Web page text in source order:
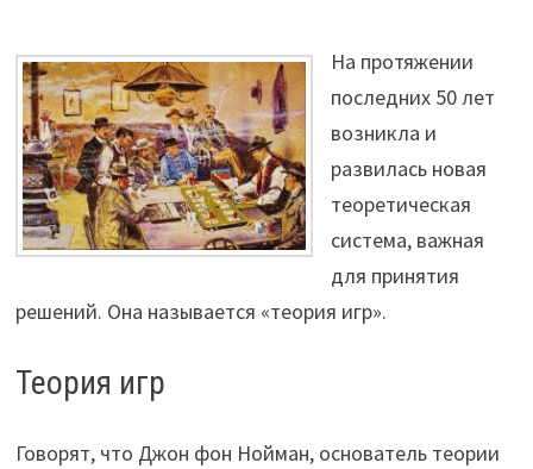
На протяжении
последних 50 лет
возникла и
развилась новая
теоретическая
система, важная
для принятия
решений. Она называется «теория игр».
Теория игр
Говорят, что Джон фон Нойман, основатель теории